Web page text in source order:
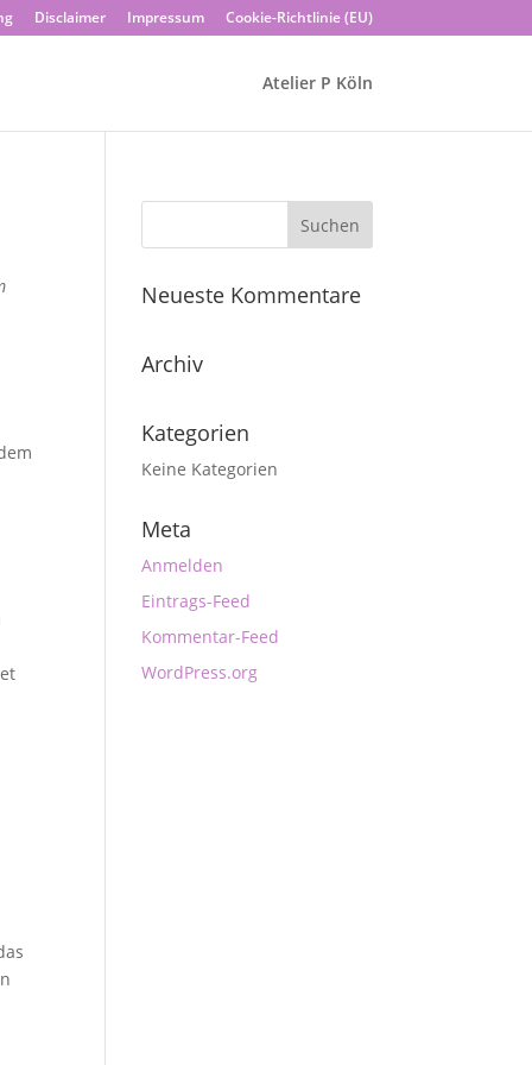
Disclaimer Impressum Cookie-Richtlinie (EU)
Atelier P Köln
Neueste Kommentare
Archiv
Kategorien
Keine Kategorien
Meta
Anmelden
Eintrags-Feed
Kommentar-Feed
WordPress.org